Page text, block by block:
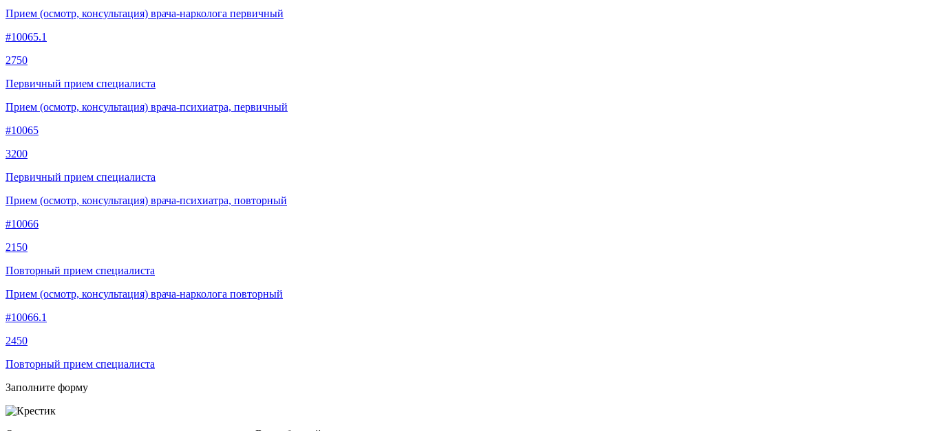
Прием (осмотр, консультация) врача-нарколога первичный
#10065.1
2750
Первичный прием специалиста
Прием (осмотр, консультация) врача-психиатра, первичный
#10065
3200
Первичный прием специалиста
Прием (осмотр, консультация) врача-психиатра, повторный
#10066
2150
Повторный прием специалиста
Прием (осмотр, консультация) врача-нарколога повторный
#10066.1
2450
Повторный прием специалиста
Заполните форму